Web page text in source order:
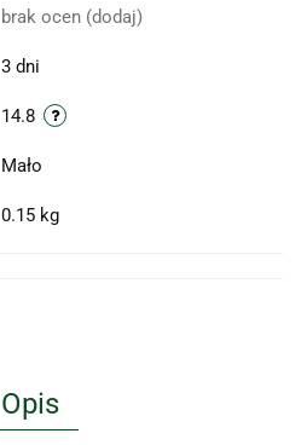
brak ocen (dodaj)
3 dni
14.8
Mało
0.15 kg
Opis